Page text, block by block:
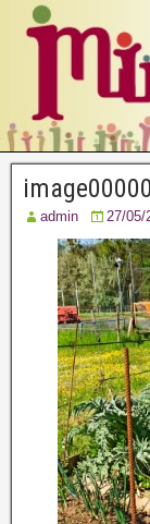
admin 27/05/